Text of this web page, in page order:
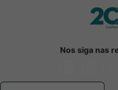
Nos siga nas